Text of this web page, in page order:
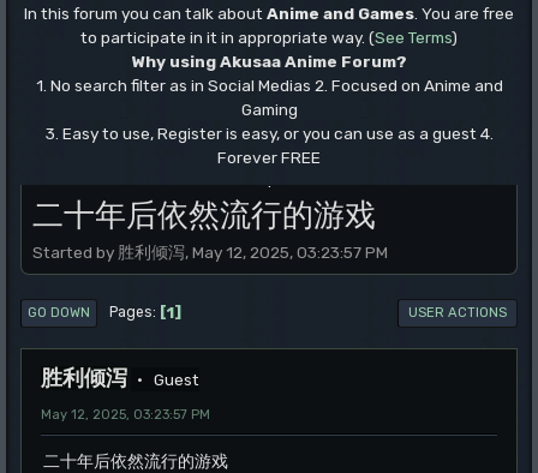
In this forum you can talk about Anime and Games . You are free
to participate in it in appropriate way. (See Terms)
Why using Akusaa Anime Forum?
1. No search filter as in Social Medias 2. Focused on Anime and
Gaming
3. Easy to use, Register is easy, or you can use as a guest 4.
Forever FREE
二十年后依然流行的游戏
Started by 胜利倾泻, May 12, 2025, 03:23:57 PM
GO DOWN Pages 1 USER ACTIONS
胜利倾泻 Guest
May 12, 2025, 03:23:57 PM
二十年后依然流行的游戏